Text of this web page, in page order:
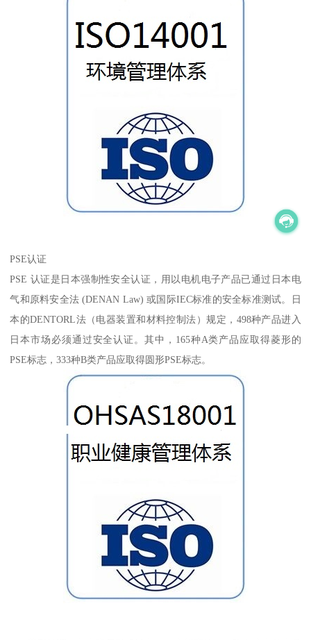
PSE认证
PSE 认证是日本强制性安全认证，用以电机电子产品已通过日本电
气和原料安全法 (DENAN Law) 或国际IEC标准的安全标准测试。日
本的DENTORL法（电器装置和材料控制法）规定，498种产品进入
日本市场必须通过安全认证。其中，165种A类产品应取得菱形的
PSE标志，333种B类产品应取得圆形PSE标志。